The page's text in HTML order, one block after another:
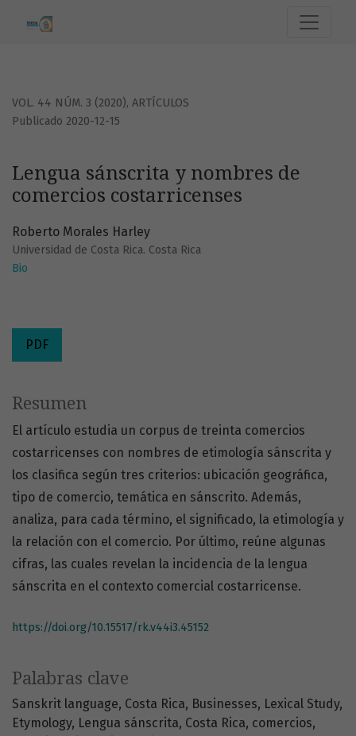
VOL. 44 NÚM. 3 (2020), ARTÍCULOS
Lengua sánscrita y nombres de
comercios costarricenses
Publicado 2020-12-15
Roberto Morales Harley
Universidad de Costa Rica. Costa Rica
Bio
PDF
Palabras clave
Sanskrit language Costa Rica Businesses
Lexical Study
Etymology Lengua sánscrita Costa Rica comercios
Resumen
El artículo estudia un corpus de treinta comercios
costarricenses con nombres de etimología sánscrita y
los clasifica según tres criterios: ubicación geográfica,
tipo de comercio, temática en sánscrito. Además,
analiza, para cada término, el significado, la etimología y
la relación con el comercio. Por último, reúne algunas
cifras, las cuales revelan la incidencia de la lengua
sánscrita en el contexto comercial costarricense.
https://doi.org/10.15517/rk.v44i3.45152